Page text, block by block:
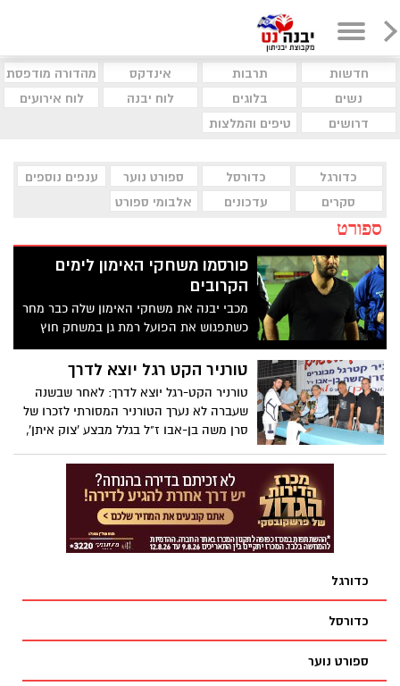
חדשות תרבות אינדקס
מהדורה מודפסת
נשים
בלוגים לוח יבנה
לוח אירועים
דרושים
טיפים והמלצות
כדורגל כדורסל ספורט נוער
ענפים נוספים
סקרים
עדכונים אלבומי ספורט
ספורט
פורסמו משחקי האימון לימים
הקרובים
מכבי יבנה את משחקי האימון שלה כבר מחר
כשתפגוש את הפועל רמת גן במשחק חוץ
בשעה 18:00 כתב- ארז זנו צילום- חסדאי כהן
טורניר הקט רגל יוצא לדרך
טורניר הקט-רגל יוצא לדרך: לאחר שבשנה
שעברה לא נערך הטורניר המסורתי לזכרו של
סרן משה בן-אבו ז"ל בגלל מבצע 'צוק איתן',
הקט-רגל למבוגרים נערך ביוזמת המחלקה
סרן בן-אבו ז"ל, תושב העיר, שנפל בעת מילוי
ביום רביעי 22.7 במגרש הקט-רגל ברחוב
כדורגל
כדורסל
ספורט נוער